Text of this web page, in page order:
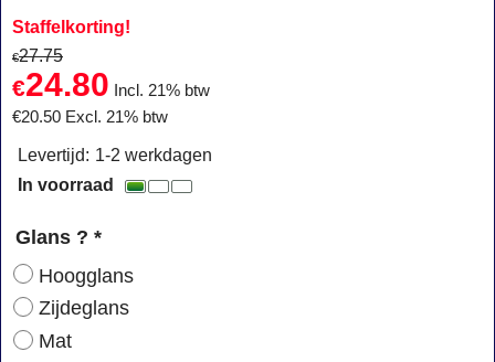
Staffelkorting!
€27.75
€24.80
Incl. 21% btw
€20.50 Excl. 21% btw
Levertijd: 1-2 werkdagen
In voorraad
Glans ? *
Hoogglans
Zijdeglans
Mat